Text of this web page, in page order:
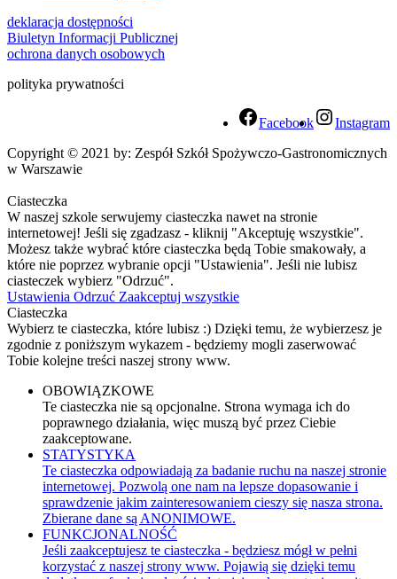
deklaracja dostępności
Biuletyn Informacji Publicznej
ochrona danych osobowych
polityka prywatności
Facebook
Instagram
Copyright © 2021 by: Zespół Szkół Spożywczo-Gastronomicznych
w Warszawie
Ciasteczka
W naszej szkole serwujemy ciasteczka nawet na stronie
internetowej! Jeśli się zgadzasz - kliknij "Akceptuję wszystkie".
Możesz także wybrać które ciasteczka będą Tobie smakowały, a
które nie poprzez wybranie opcji "Ustawienia". Jeśli nie lubisz
ciasteczek wybierz "Odrzuć".
Ustawienia Odrzuć Zaakceptuj wszystkie
Ciasteczka
Wybierz te ciasteczka, które lubisz :) Dzięki temu, że wybierzesz je
zgodnie z poniższym wykazem - będziemy mogli zaserwować
Tobie kolejne treści naszej strony www.
OBOWIĄZKOWE
Te ciasteczka nie są opcjonalne. Strona wymaga ich do
poprawnego działania, więc muszą być przez Ciebie
zaakceptowane.
STATYSTYKA
Te ciasteczka odpowiadają za badanie ruchu na naszej stronie
internetowej. Pozwolą one nam na lepsze dopasowanie i
sprawdzenie jakim zainteresowaniem cieszy się nasza strona.
Zbierane dane są ANONIMOWE.
FUNKCJONALNOŚĆ
Jeśli zaakceptujesz te ciasteczka - będziesz mógł w pełni
korzystać z naszej strony www. Pojawią się dzięki temu